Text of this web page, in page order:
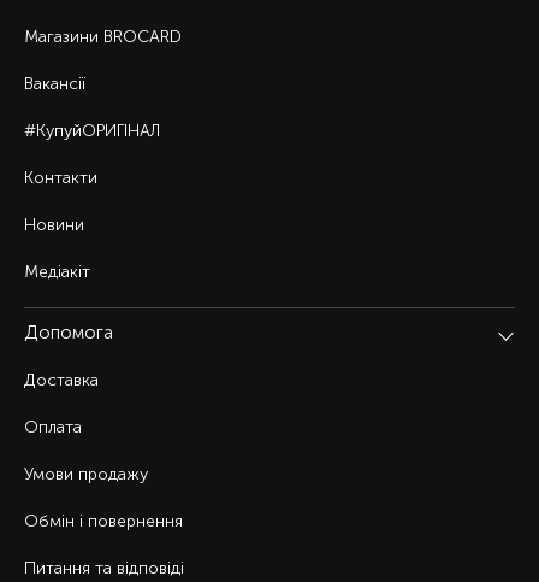
Магазини BROCARD
Вакансії
#КупуйОРИГІНАЛ
Контакти
Новини
Медіакіт
Допомога
Доставка
Оплата
Умови продажу
Обмін і повернення
Питання та відповіді